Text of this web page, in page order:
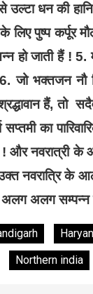
धन की हानि
पुष्प कर्पूर
हो जाती हैं !
जो भक्तजन नौ
हैं, तो
सप्तमी का
और नवरात्री के
नवरात्रि के
अलग अलग
Northern india